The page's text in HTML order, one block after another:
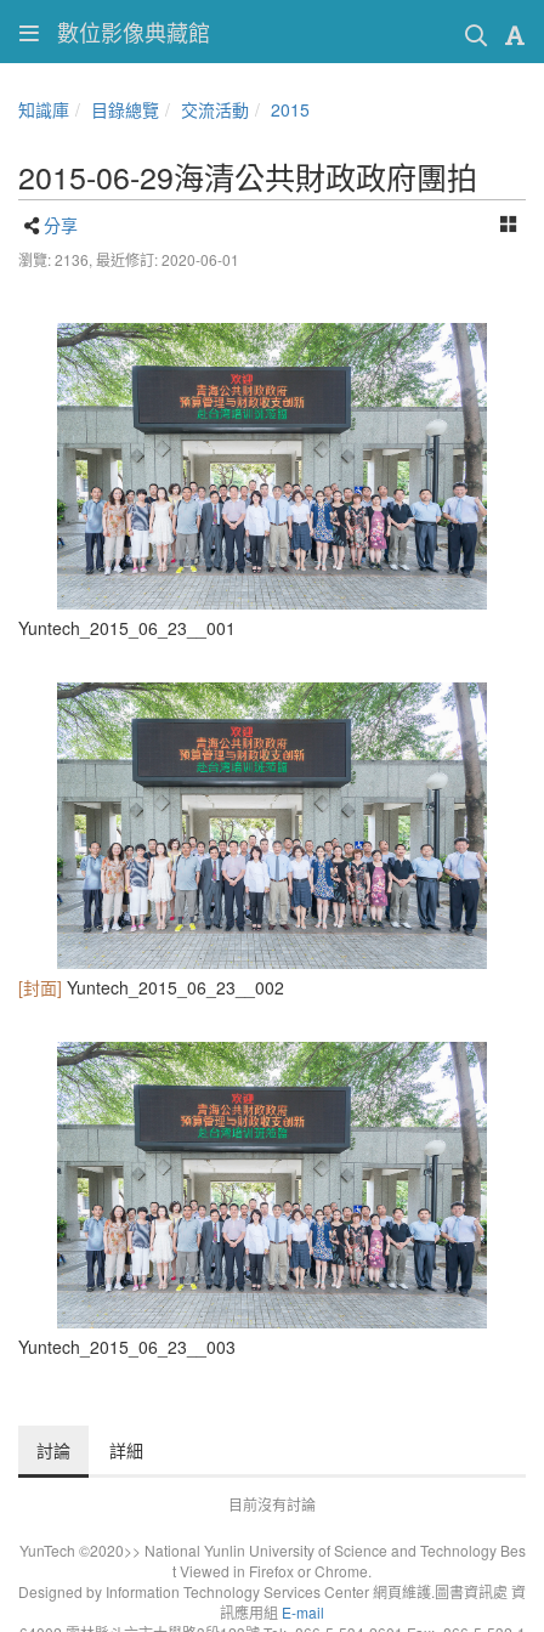
數位影像典藏館
知識庫 目錄總覽 交流活動 2015
‎2015‎-0‎6-29‎海清公共財政政府團拍
分享
瀏覽: 2136, 最近修訂: 2020-06-01
Yuntech_2015_06_23__001
[封面] Yuntech_2015_06_23__002
Yuntech_2015_06_23__003
討論 詳細
目前沒有討論
YunTech ©2020>> National Yunlin University of Science and Technology Bes
t Viewed in Firefox or Chrome.
Designed by Information Technology Services Center 網頁維護.圖書資訊處 資
訊應用組 E-mail